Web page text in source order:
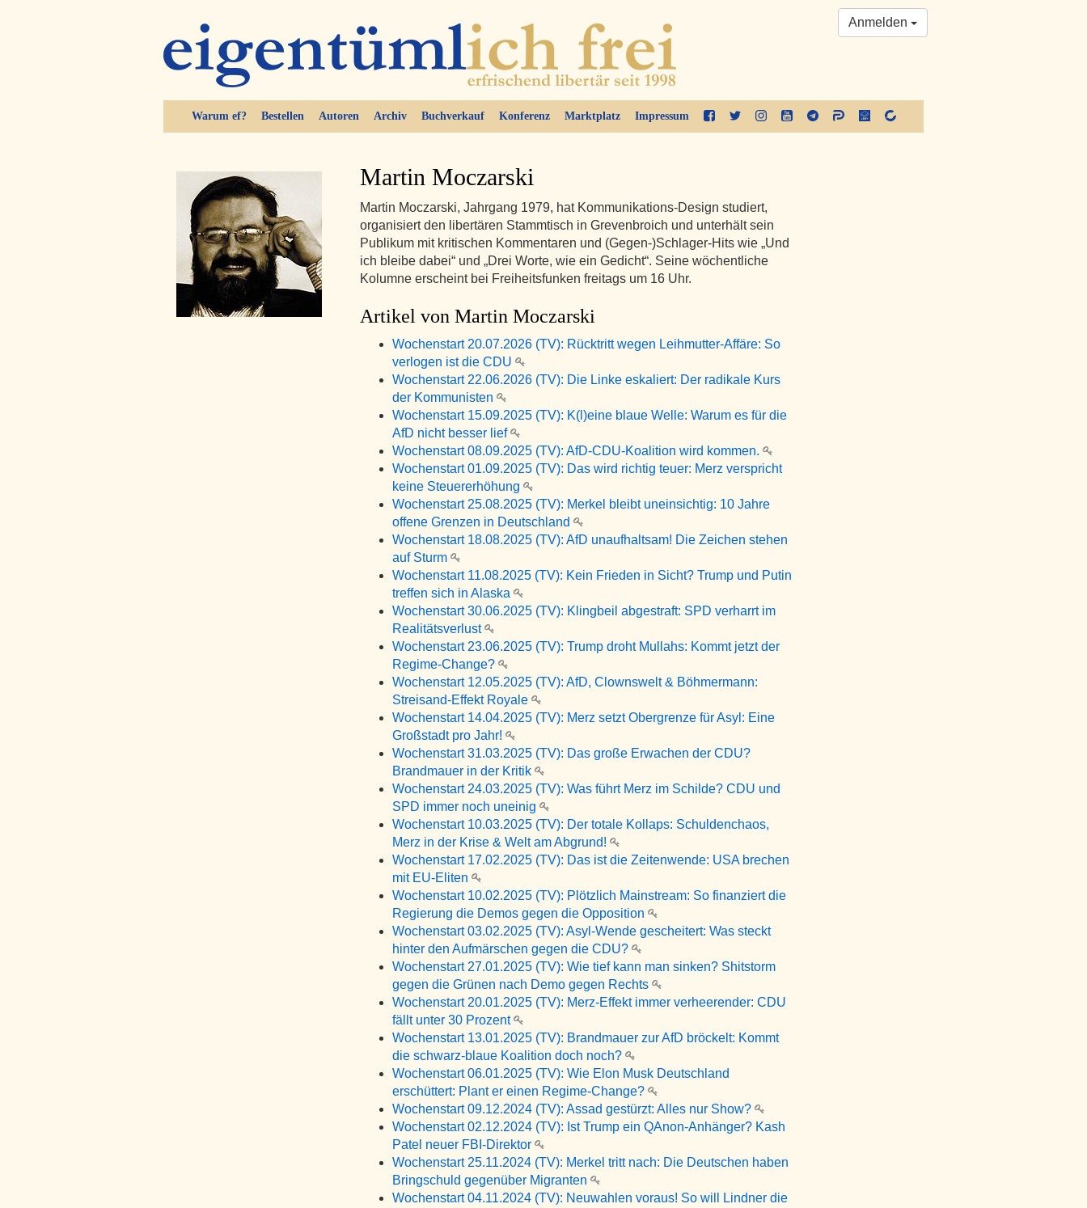
Warum ef? Bestellen Autoren Archiv Buchverkauf Konferenz Marktplatz Impressum
Anmelden
Martin Moczarski
Martin Moczarski, Jahrgang 1979, hat Kommunikations-Design studiert,
organisiert den libertären Stammtisch in Grevenbroich und unterhält sein
Publikum mit kritischen Kommentaren und (Gegen-)Schlager-Hits wie „Und
ich bleibe dabei“ und „Drei Worte, wie ein Gedicht“. Seine wöchentliche
Kolumne erscheint bei Freiheitsfunken freitags um 16 Uhr.
Artikel von Martin Moczarski
Wochenstart 20.07.2026 (TV): Rücktritt wegen Leihmutter-Affäre: So
verlogen ist die CDU
Wochenstart 22.06.2026 (TV): Die Linke eskaliert: Der radikale Kurs
der Kommunisten
Wochenstart 15.09.2025 (TV): K(l)eine blaue Welle: Warum es für die
AfD nicht besser lief
Wochenstart 08.09.2025 (TV): AfD-CDU-Koalition wird kommen.
Wochenstart 01.09.2025 (TV): Das wird richtig teuer: Merz verspricht
keine Steuererhöhung
Wochenstart 25.08.2025 (TV): Merkel bleibt uneinsichtig: 10 Jahre
offene Grenzen in Deutschland
Wochenstart 18.08.2025 (TV): AfD unaufhaltsam! Die Zeichen stehen
auf Sturm
Wochenstart 11.08.2025 (TV): Kein Frieden in Sicht? Trump und Putin
treffen sich in Alaska
Wochenstart 30.06.2025 (TV): Klingbeil abgestraft: SPD verharrt im
Realitätsverlust
Wochenstart 23.06.2025 (TV): Trump droht Mullahs: Kommt jetzt der
Regime-Change?
Wochenstart 12.05.2025 (TV): AfD, Clownswelt & Böhmermann:
Streisand-Effekt Royale
Wochenstart 14.04.2025 (TV): Merz setzt Obergrenze für Asyl: Eine
Großstadt pro Jahr!
Wochenstart 31.03.2025 (TV): Das große Erwachen der CDU?
Brandmauer in der Kritik
Wochenstart 24.03.2025 (TV): Was führt Merz im Schilde? CDU und
SPD immer noch uneinig
Wochenstart 10.03.2025 (TV): Der totale Kollaps: Schuldenchaos,
Merz in der Krise & Welt am Abgrund!
Wochenstart 17.02.2025 (TV): Das ist die Zeitenwende: USA brechen
mit EU-Eliten
Wochenstart 10.02.2025 (TV): Plötzlich Mainstream: So finanziert die
Regierung die Demos gegen die Opposition
Wochenstart 03.02.2025 (TV): Asyl-Wende gescheitert: Was steckt
hinter den Aufmärschen gegen die CDU?
Wochenstart 27.01.2025 (TV): Wie tief kann man sinken? Shitstorm
gegen die Grünen nach Demo gegen Rechts
Wochenstart 20.01.2025 (TV): Merz-Effekt immer verheerender: CDU
fällt unter 30 Prozent
Wochenstart 13.01.2025 (TV): Brandmauer zur AfD bröckelt: Kommt
die schwarz-blaue Koalition doch noch?
Wochenstart 06.01.2025 (TV): Wie Elon Musk Deutschland
erschüttert: Plant er einen Regime-Change?
Wochenstart 09.12.2024 (TV): Assad gestürzt: Alles nur Show?
Wochenstart 02.12.2024 (TV): Ist Trump ein QAnon-Anhänger? Kash
Patel neuer FBI-Direktor
Wochenstart 25.11.2024 (TV): Merkel tritt nach: Die Deutschen haben
Bringschuld gegenüber Migranten
Wochenstart 04.11.2024 (TV): Neuwahlen voraus! So will Lindner die